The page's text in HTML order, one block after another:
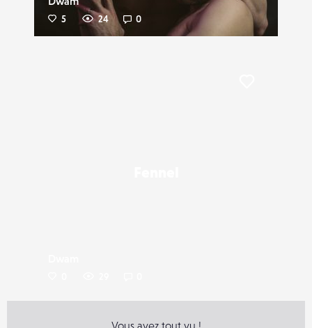
5 24 0
Vous avez tout vu !